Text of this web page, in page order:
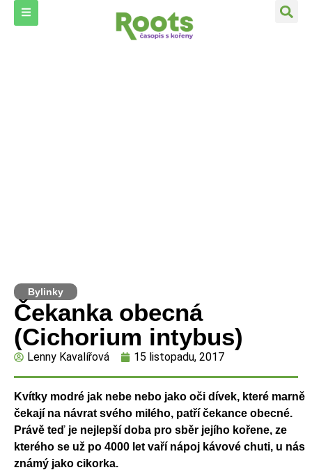
Bylinky
Čekanka obecná
(Cichorium intybus)
Lenny Kavalířová 15 listopadu, 2017
Kvítky modré jak nebe nebo jako oči dívek, které marně
čekají na návrat svého milého, patří čekance obecné.
Právě teď je nejlepší doba pro sběr jejího kořene, ze
kterého se už po 4000 let vaří nápoj kávové chuti, u nás
známý jako cikorka.